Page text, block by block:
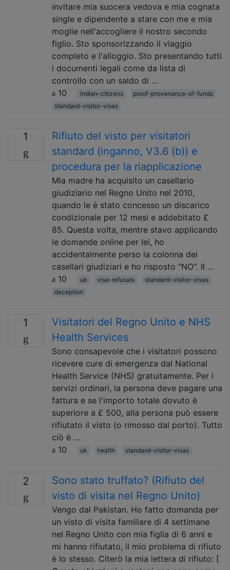
invitare mia suocera vedova e mia cognata
single e dipendente a stare con me e mia
moglie nell'accogliere il nostro secondo
figlio. Sto sponsorizzando il viaggio
completo e l'alloggio. Sto presentando tutti
i documenti legali come da lista di
controllo con un saldo di …
10
indian-citizens
proof-provenance-of-funds
standard-visitor-visas
1
Rifiuto del visto per visitatori
standard (inganno, V3.6 (b)) e
procedura per la riapplicazione
Mia madre ha acquisito un casellario
giudiziario nel Regno Unito nel 2010,
quando le è stato concesso un discarico
condizionale per 12 mesi e addebitato £
85. Questa volta, mentre stavo applicando
le domande online per lei, ho
accidentalmente perso la colonna dei
casellari giudiziari e ho risposto "NO". Il …
10
uk visa-refusals
standard-visitor-visas
deception
1
Visitatori del Regno Unito e NHS
Health Services
Sono consapevole che i visitatori possono
ricevere cure di emergenza dal National
Health Service (NHS) gratuitamente. Per i
servizi ordinari, la persona deve pagare una
fattura e se l'importo totale dovuto è
superiore a £ 500, alla persona può essere
rifiutato il visto (o rimosso dal porto). Tutto
ciò è …
10
uk health standard-visitor-visas
2
Sono stato truffato? (Rifiuto del
visto di visita nel Regno Unito)
Vengo dal Pakistan. Ho fatto domanda per
un visto di visita familiare di 4 settimane
nel Regno Unito con mia figlia di 6 anni e
mi hanno rifiutato, il mio problema di rifiuto
è lo stesso. Citerò la mia lettera di rifiuto: [